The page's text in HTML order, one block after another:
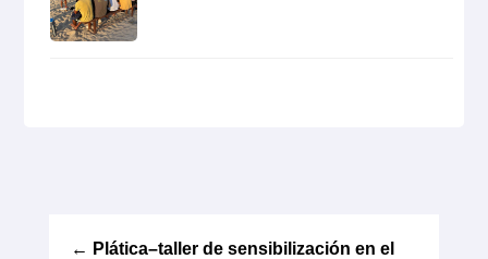
← Plática–taller de sensibilización en el